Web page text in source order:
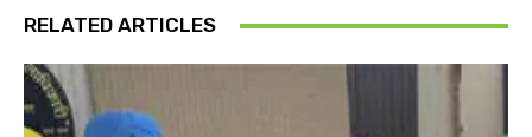
RELATED ARTICLES